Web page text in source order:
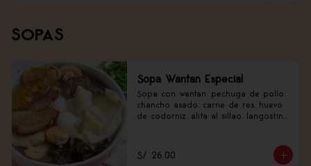
SOPAS
Sopa Wantan Especial
Sopa con wantan, pechuga de pollo,
chancho asado, carne de res, huevo
de codorniz, alita al sillao, langostino
S/ 26.00